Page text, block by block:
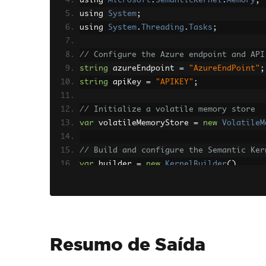
using System;
using System . Threading . Tasks ;
// Configure the Azure endpoint and
string azureEndpoint = "AzureEndPoint" ;
string apiKey = "APIKEY" ;
// Initialize a volatile memory store
var volatileMemoryStore = new
// Build and configure the Semantic
var builder = new KernelBuilder()
// Initialize the IronAI with the
Resumo de Saída